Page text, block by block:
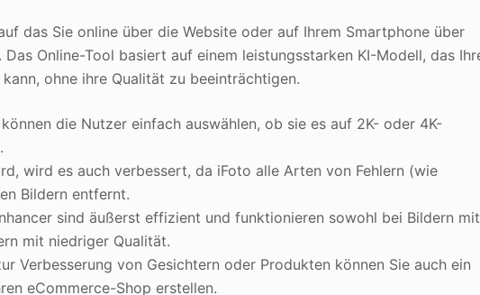
das Sie online über die Website oder auf Ihrem Smartphone über
Online-Tool basiert auf einem leistungsstarken KI-Modell, das
ohne ihre Qualität zu beeinträchtigen.
die Nutzer einfach auswählen, ob sie es auf 2K- oder 4K-
wird es auch verbessert, da iFoto alle Arten von Fehlern (wie
Bildern entfernt.
sind äußerst effizient und funktionieren sowohl bei Bildern mit
mit niedriger Qualität.
Verbesserung von Gesichtern oder Produkten können Sie auch ein
eCommerce-Shop erstellen.